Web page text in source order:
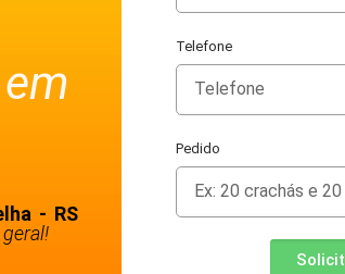
- RS
Telefone
Pedido